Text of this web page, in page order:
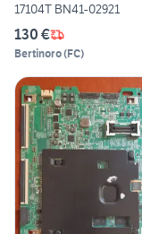
17104T BN41-02921
130 €
Bertinoro(FC)